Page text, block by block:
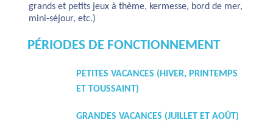
grands et petits jeux à thème, kermesse, bord de mer,
mini-séjour, etc.)
PÉRIODES DE FONCTIONNEMENT
PETITES VACANCES (HIVER, PRINTEMPS
ET TOUSSAINT)
GRANDES VACANCES (JUILLET ET AOÛT)